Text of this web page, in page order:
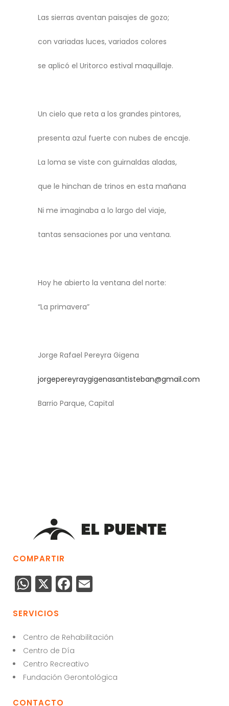
Las sierras aventan paisajes de gozo;
con variadas luces, variados colores
se aplicó el Uritorco estival maquillaje.
Un cielo que reta a los grandes pintores,
presenta azul fuerte con nubes de encaje.
La loma se viste con guirnaldas aladas,
que le hinchan de trinos en esta mañana
Ni me imaginaba a lo largo del viaje,
tantas sensaciones por una ventana.
Hoy he abierto la ventana del norte:
“La primavera”
Jorge Rafael Pereyra Gigena
jorgepereyraygigenasantisteban@gmail.com
Barrio Parque, Capital
COMPARTIR
W
h
a
ts
A
p
p
X F
a
e
b
o
o
l
SERVICIOS
Centro de Rehabilitación
Centro de Día
Centro Recreativo
Fundación Gerontológica
CONTACTO